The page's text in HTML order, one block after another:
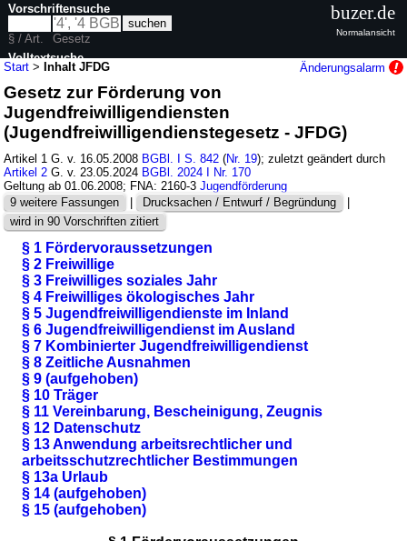
Start >Inhalt JFDG Änderungsalarm
Gesetz zur Förderung von
Jugendfreiwilligendiensten
(Jugendfreiwilligendienstegesetz - JFDG)
Artikel 1 G. v. 16.05.2008 BGBl. I S. 842 (Nr. 19); zuletzt geändert durch
Artikel 2 G. v. 23.05.2024 BGBl. 2024 I Nr. 170
Geltung ab 01.06.2008; FNA: 2160-3Jugendförderung
9 weitere Fassungen
| Drucksachen / Entwurf / Begründung
|
wird in 90 Vorschriften zitiert
§ 1 Fördervoraussetzungen
§ 2 Freiwillige
§ 3 Freiwilliges soziales Jahr
§ 4 Freiwilliges ökologisches Jahr
§ 5 Jugendfreiwilligendienste im Inland
§ 6 Jugendfreiwilligendienst im Ausland
§ 7 Kombinierter Jugendfreiwilligendienst
§ 8 Zeitliche Ausnahmen
§ 9 (aufgehoben)
§ 10 Träger
§ 11 Vereinbarung, Bescheinigung, Zeugnis
§ 12 Datenschutz
§ 13 Anwendung arbeitsrechtlicher und
arbeitsschutzrechtlicher Bestimmungen
§ 13a Urlaub
§ 14 (aufgehoben)
§ 15 (aufgehoben)
Vorschriftensuche
§ / Art.
Gesetz
Volltextsuche
nur in JFDG
buzer.de
Normalansicht